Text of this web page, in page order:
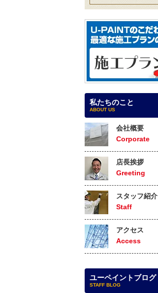
私たちのこと
ABOUT US
会社概要
Corporate
店長挨拶
Greeting
スタッフ紹介
Staff
アクセス
Access
ユーペイントブログ
STAFF BLOG